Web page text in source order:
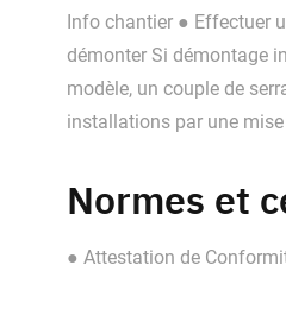
Info chantier ● Effectuer
démonter Si démontage
modèle, un couple de
installations par une
Normes et
● Attestation de